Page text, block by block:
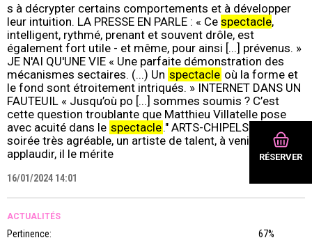
RÉSERVER
s à décrypter certains comportements et à développer
leur intuition. LA PRESSE EN PARLE : « Ce spectacle,
intelligent, rythmé, prenant et souvent drôle, est
également fort utile - et même, pour ainsi [...] prévenus. »
JE N'AI QU'UNE VIE « Une parfaite démonstration des
mécanismes sectaires. (...) Un spectacle où la forme et
le fond sont étroitement intriqués. » INTERNET DANS UN
FAUTEUIL « Jusqu’où po [...] sommes soumis ? C’est
cette question troublante que Matthieu Villatelle pose
avec acuité dans le spectacle." ARTS-CHIPELS « Une
soirée très agréable, un artiste de talent, à venir
applaudir, il le mérite
16/01/2024 14:01
ACTUALITÉS
Pertinence: 67%